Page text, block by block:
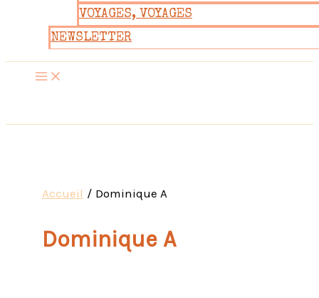
VOYAGES, VOYAGES
NEWSLETTER
Accueil Dominique A
Dominique A